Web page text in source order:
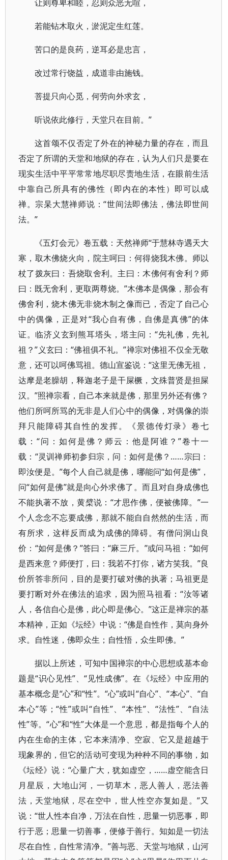
让则尊卑和睦，忍则众恶无喧，
若能钻木取火，淤泥定生红莲。
苦口的是良药，逆耳必是忠言，
改过常行饶益，成道非由施钱。
菩提只向心觅，何劳向外求玄，
听说依此修行，天堂只在目前。”
这首颂不仅否定了外在的神秘力量的存在，而且
否定了所谓的天堂和地狱的存在，认为人们只是要在
现实生活中平平常常地尽职尽责地生活，在眼前生活
中靠自己所具有的佛性（即内在的本性）即可以成
禅。宗杲大慧禅师说：“世间法即佛法，佛法即世间
法。”
《五灯会元》卷五载：天然禅师“于慧林寺遇天大
寒，取木佛烧火向，院主呵曰：何得烧我木佛。师以
杖了拨灰曰：吾烧取舍利。主曰：木佛何有舍利？师
曰：既无舍利，更取两尊烧。”木佛本是偶像，那会有
佛舍利，烧木佛无非烧木制之像而已，否定了自己心
中的偶像，正是对“我心自有佛，自佛是真佛”的体
证。临济义玄到熊耳塔头，塔主问：“先礼佛，先礼
祖？”义玄曰：“佛祖俱不礼。”禅宗对佛祖不仅全无敬
意，还可以呵佛骂祖。德山宣鉴说：“这里无佛无祖，
达摩是老臊胡，释迦老子是干屎橛，文殊普贤是担屎
汉。”照禅宗看，自己本来就是佛，那里另外还有佛？
他们所呵所骂的无非是人们心中的偶像，对偶像的崇
拜只能障碍其自性的发挥。《景德传灯录》卷七
载：“问：如何是佛？师云：他是阿谁？”卷十一
载：“灵训禅师初参归宗，问：如何是佛？……宗曰：
即汝便是。”每个人自己就是佛，哪能问“如何是佛”，
问“如何是佛”就是向心外求佛了。而且对自身成佛也
不能执著不放，黄檗说：“才思作佛，便被佛障。”一
个人念念不忘要成佛，那就不能自自然然的生活，而
有所求，这样反而成为成佛的障碍。有僧问洞山良
价：“如何是佛？”答曰：“麻三斤。”或问马祖：“如何
是西来意？师便打，曰：我若不打你，诸方笑我。”良
价所答非所问，目的是要打破对佛的执著；马祖更是
要打断对外在佛法的追求，因为照马祖看：“汝等诸
人，各信自心是佛，此心即是佛心。”这正是禅宗的基
本精神，正如《坛经》中说：“佛是自性作，莫向身外
求。自性迷，佛即众生；自性悟，众生即佛。”
据以上所述，可知中国禅宗的中心思想或基本命
题是“识心见性”、“见性成佛”。在《坛经》中应用的
基本概念是“心”和“性”。“心”或叫“自心”、“本心”、“自
本心”等；“性”或叫“自性”、“本性”、“法性”、“自法
性”等。“心”和“性”大体是一个意思，都是指每个人的
内在生命的主体，它本来清净、空寂、它又是超越于
现象界的，但它的活动可变现为种种不同的事物，如
《坛经》说：“心量广大，犹如虚空，……虚空能含日
月星辰，大地山河，一切草木，恶人善人，恶法善
法，天堂地狱，尽在空中，世人性空亦复如是。”又
说：“世人性本自净，万法在自性，思量一切恶事，即
行于恶；思量一切善事，便修于善行。知如是一切法
尽在自性，自性常清净。”善与恶、天堂与地狱，山河